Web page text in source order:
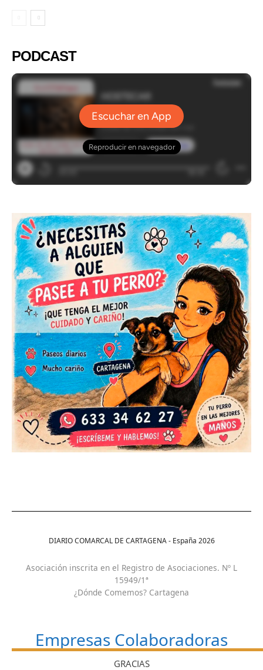
PODCAST
DIARIO COMARCAL DE CARTAGENA - España 2026
Asociación inscrita en el Registro de Asociaciones. Nº L
15949/1ª
¿Dónde Comemos? Cartagena
Empresas Colaboradoras
GRACIAS